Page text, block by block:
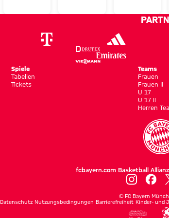
Wochen
aus
FCB-
Frauen
Sportpark
Spiele
Tabellen
Tickets
Teams
Frauen
Frauen II
U 17
U 17 II
Herren
fcbayern.com Basketball
© FC Bayern
Datenschutz Nutzungsbedingungen Barrierefreiheit Kinder- und